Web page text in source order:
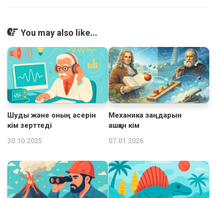
You may also like...
Шуды және оның әсерін
кім зерттеді
30.10.2025
Механика заңдарын
ашқан кім
07.01.2026